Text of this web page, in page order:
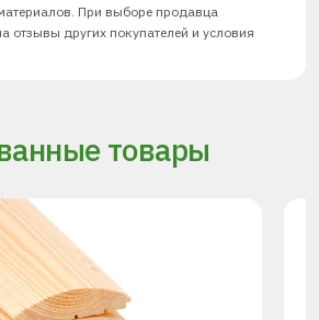
При выборе продавца
отзывы других покупателей и условия
товары